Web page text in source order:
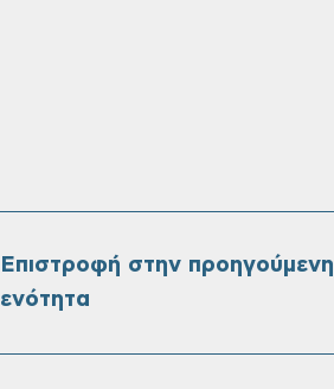
Επιστροφή στην προηγούμενη
ενότητα